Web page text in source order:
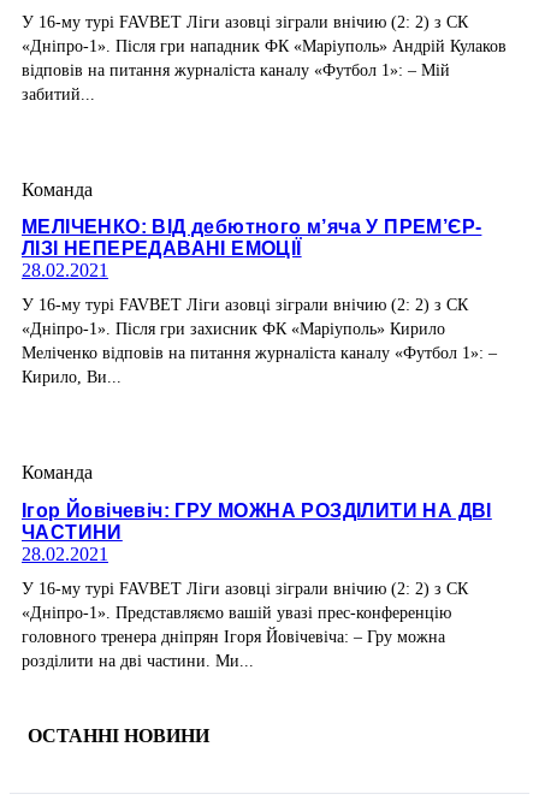
У 16-му турі FAVBET Ліги азовці зіграли внічию (2: 2) з СК
«Дніпро-1». Після гри нападник ФК «Маріуполь» Андрій Кулаков
відповів на питання журналіста каналу «Футбол 1»: – Мій
забитий...
Команда
МЕЛІЧЕНКО: ВІД дебютного м’яча У ПРЕМ’ЄР-
ЛІЗІ НЕПЕРЕДАВАНІ ЕМОЦІЇ
28.02.2021
У 16-му турі FAVBET Ліги азовці зіграли внічию (2: 2) з СК
«Дніпро-1». Після гри захисник ФК «Маріуполь» Кирило
Меліченко відповів на питання журналіста каналу «Футбол 1»: –
Кирило, Ви...
Команда
Ігор Йовічевіч: ГРУ МОЖНА РОЗДІЛИТИ НА ДВІ
ЧАСТИНИ
28.02.2021
У 16-му турі FAVBET Ліги азовці зіграли внічию (2: 2) з СК
«Дніпро-1». Представляємо вашій увазі прес-конференцію
головного тренера дніпрян Ігоря Йовічевіча: – Гру можна
розділити на дві частини. Ми...
ОСТАННІ НОВИНИ